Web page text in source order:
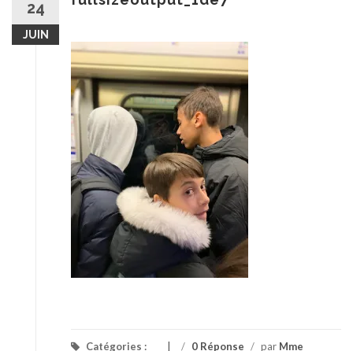
24
JUIN
Catégories : / 0 Réponse / par Mme